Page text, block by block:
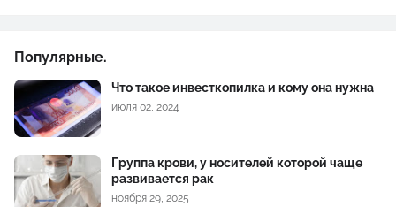
Популярные.
Что такое инвесткопилка и кому она нужна
июля 02, 2024
Группа крови, у носителей которой чаще
развивается рак
ноября 29, 2025